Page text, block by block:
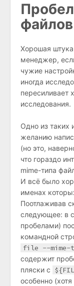
файлов
Хорошая штука
менеджер,
чужие
иногда
пересиливает
исследования.
Одно из таких
желанию
(но это,
что гораздо
mime-типа
И всё было
именах
Поотлаживав
следующее: в
пробелами)
командной
file --mime-
содержит
пляски с
особенно